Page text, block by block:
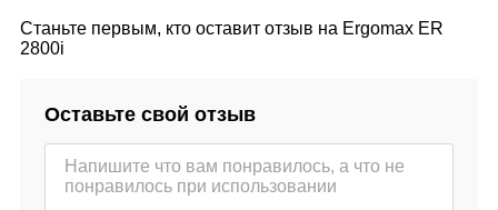
Станьте первым, кто оставит отзыв на Ergomax ER
2800i
Оставьте свой отзыв